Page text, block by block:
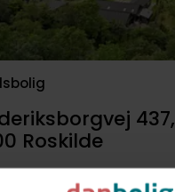
437,
Roskilde
231 m² 4 rum